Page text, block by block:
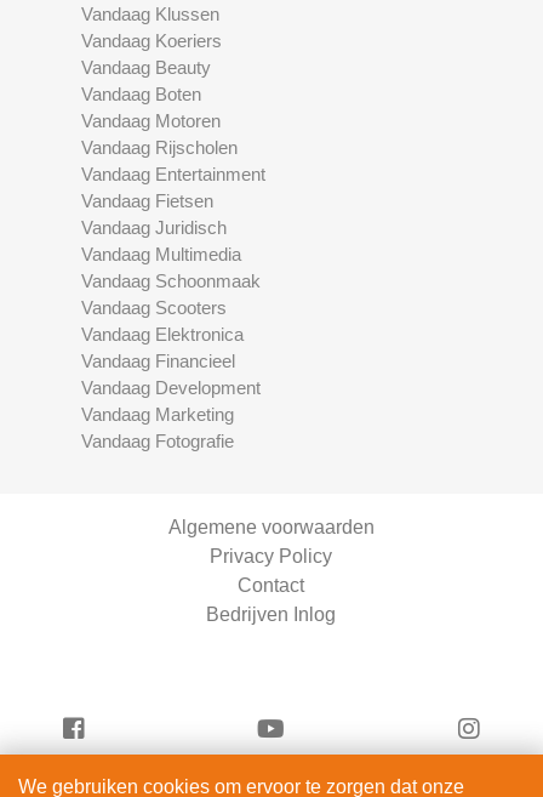
Vandaag Klussen
Vandaag Koeriers
Vandaag Beauty
Vandaag Boten
Vandaag Motoren
Vandaag Rijscholen
Vandaag Entertainment
Vandaag Fietsen
Vandaag Juridisch
Vandaag Multimedia
Vandaag Schoonmaak
Vandaag Scooters
Vandaag Elektronica
Vandaag Financieel
Vandaag Development
Vandaag Marketing
Vandaag Fotografie
Algemene voorwaarden
Privacy Policy
Contact
Bedrijven Inlog
We gebruiken cookies om ervoor te zorgen dat onze